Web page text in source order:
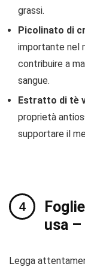
grassi.
Picolinato di
importante nel
contribuire a
sangue.
Estratto di tè
proprietà
supportare il
usa
Legga